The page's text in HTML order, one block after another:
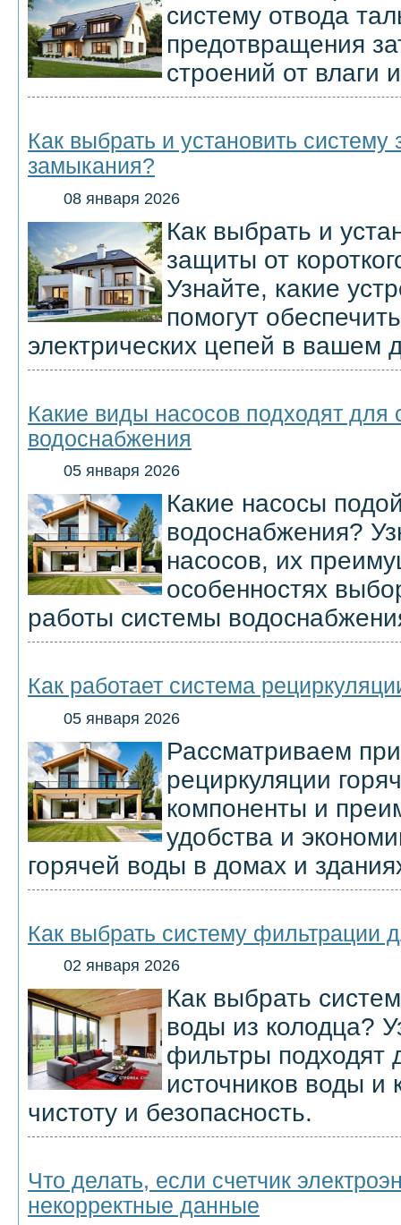
систему отвода
предотвращения
строений от влаги
Как выбрать и установить систему
замыкания?
08 января 2026
Как выбрать и
защиты от
Узнайте, какие
помогут
электрических цепей в вашем
Какие виды насосов подходят для
водоснабжения
05 января 2026
Какие насосы
водоснабжения?
насосов, их
особенностях
работы системы
Как работает система
05 января 2026
Рассматриваем
рециркуляции
компоненты и
удобства и
горячей воды в домах и
Как выбрать систему фильтрации
02 января 2026
Как выбрать
воды из колодца?
фильтры подходят
источников воды и
чистоту и безопасность.
Что делать, если счетчик
некорректные данные